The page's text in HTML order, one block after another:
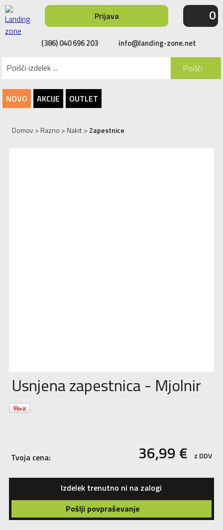
NOVO AKCIJE OUTLET
(386) 040 696 203 info@landing-zone.net
Prijava
Poišči
0
Domov> Razno > Nakit> Zapestnice
Usnjena zapestnica - Mjolnir
36,99€ z DDV
Tvoja cena:
Izdelek trenutno ni na zalogi
Pošlji povpraševanje